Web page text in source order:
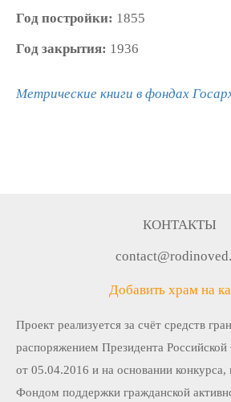
Год постройки: 1855
Год закрытия: 1936
Метрические книги в фондах
КОНТАКТЫ
Добавить храм на
Проект реализуется за счёт средств
распоряжением Президента
от 05.04.2016 и на основании конкурса,
Фондом поддержки гражданской